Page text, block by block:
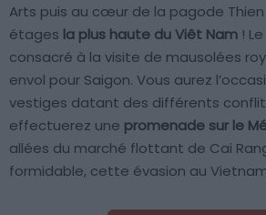
Arts puis au cœur de la pagode Thien
étages la plus haute du Viêt Nam !
consacré à la visite de mausolées
envol pour Saigon. Vous aurez
vestiges datant des différents
effectuerez une promenade sur le
allées du marché flottant de Cai
formidable, cette évasion au